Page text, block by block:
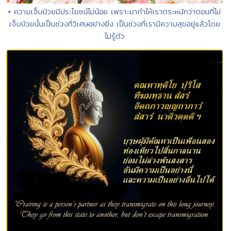
• ความเจ็บป่วยมีประโยชน์ไม่น้อย เพราะมาทำให้เราตระหนักว่าตอนที่ไม่
เจ็บป่วยนั้นเป็นช่วงที่วิเศษอย่างยิ่ง เป็นช่วงที่เรามีความสุขอยู่แล้วโดย
ไม่รู้ตัว